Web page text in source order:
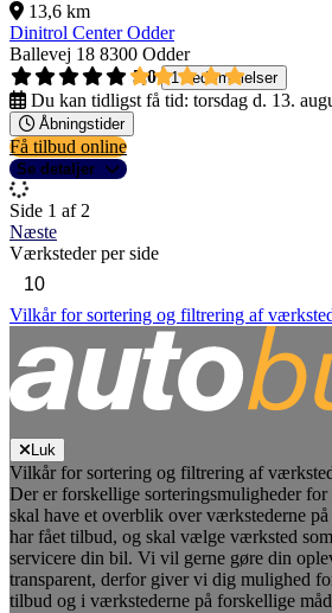
13,6 km
Dinitrol Center Odder
Ballevej 18 8300 Odder
5,0
1 bedømmelser
Du kan tidligst få tid: torsdag d. 13.
Åbningstider
Få tilbud online
Se detaljer
Side 1 af 2
Næste
Værksteder per side
Vilkår for sortering og filtrering af
Luk
Vilkår for sortering og filtrering af
Der er forskellige sorteringsmuligheder
skal have et overblik over værkstederne
har fået tilbud, og skal vælge værksted
servicere din bil. Vi vil gerne gøre din
transparent, derfor giver vi dig mulighed
tilbud og i værkstederne på forskellige